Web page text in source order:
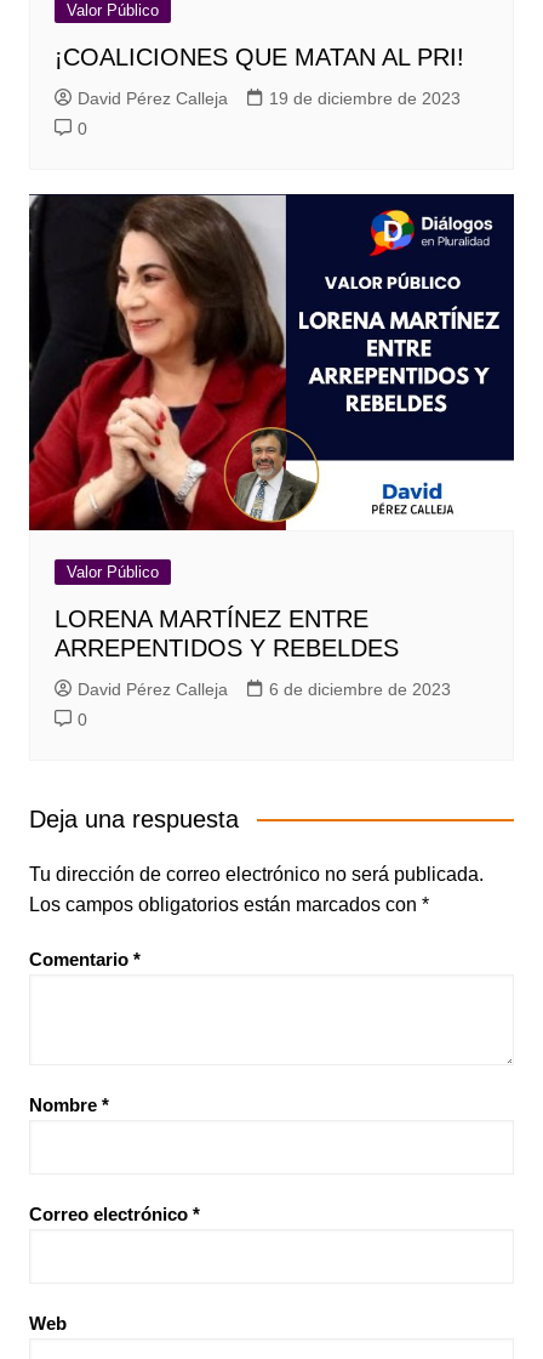
Valor Público
¡COALICIONES QUE MATAN AL PRI!
David Pérez Calleja
19 de diciembre de 2023
0
Valor Público
LORENA MARTÍNEZ ENTRE
ARREPENTIDOS Y REBELDES
David Pérez Calleja
6 de diciembre de 2023
0
Deja una respuesta
Tu dirección de correo electrónico no será publicada.
Los campos obligatorios están marcados con *
Comentario *
Nombre *
Correo electrónico *
Web